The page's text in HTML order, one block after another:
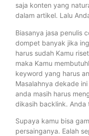
saja konten yang
dalam artikel. Lalu
Biasanya jasa penulis
dompet banyak jika
harus sudah Kamu
maka Kamu
keyword yang harus
Masalahnya dekade
anda masih harus
dikasih backlink. Anda
Supaya kamu bisa
persainganya. Ealah